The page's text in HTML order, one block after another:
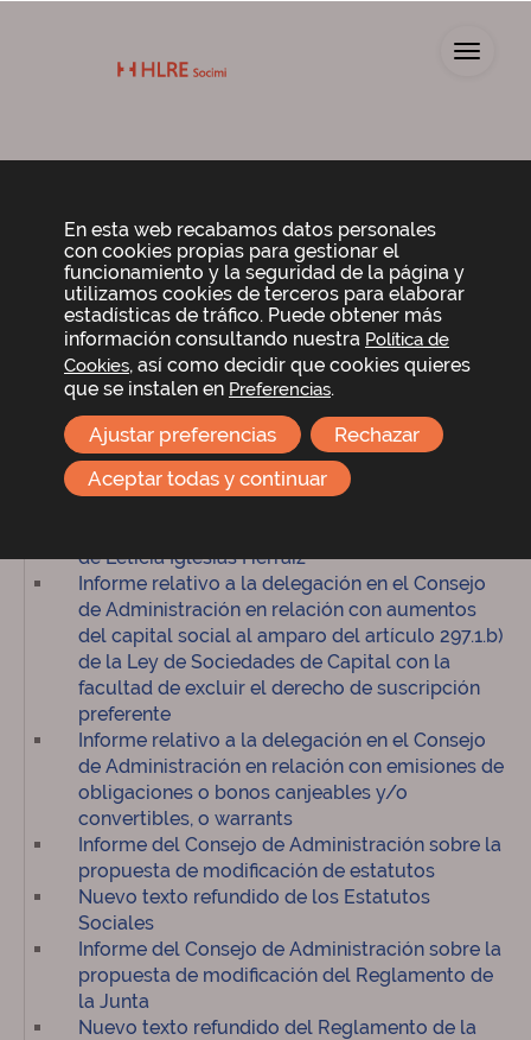
acuerdos
Propuesta de acuerdos
Informes
Informe del Consejo de Administración y de la
de Leticia Iglesias Herraiz
Informe relativo a la delegación en el Consejo
de Administración en relación con aumentos
del capital social al amparo del artículo 297.1.b)
de la Ley de Sociedades de Capital con la
facultad de excluir el derecho de suscripción
preferente
Informe relativo a la delegación en el Consejo
de Administración en relación con emisiones de
obligaciones o bonos canjeables y/o
convertibles, o warrants
Informe del Consejo de Administración sobre la
propuesta de modificación de estatutos
Nuevo texto refundido de los Estatutos
Sociales
Informe del Consejo de Administración sobre la
propuesta de modificación del Reglamento de
la Junta
Nuevo texto refundido del Reglamento de la
En esta web recabamos datos personales
con cookies propias para gestionar el
funcionamiento y la seguridad de la página y
utilizamos cookies de terceros para elaborar
estadísticas de tráfico. Puede obtener más
información consultando nuestra Política de
Cookies, así como decidir que cookies quieres
que se instalen en Preferencias.
Aceptar todas y continuar
Rechazar
Ajustar preferencias